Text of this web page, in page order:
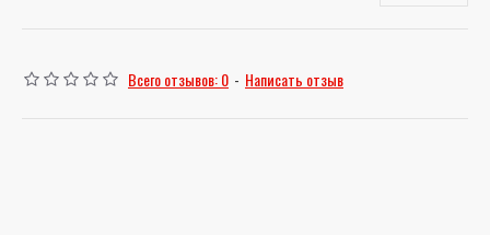
Всего отзывов: 0 - Написать отзыв